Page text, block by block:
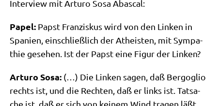
Inter­view mit Arturo Sosa Abascal:
Papel: Papst Fran­zis­kus wird von den Lin­ken in
Spa­ni­en, ein­schließ­lich der Athe­isten, mit Sym­pa­
thie gese­hen. Ist der Papst eine Figur der Linken?
Arturo Sosa: (…) Die Lin­ken sagen, daß Berg­o­glio
rechts ist, und die Rech­ten, daß er links ist. Tat­sa­